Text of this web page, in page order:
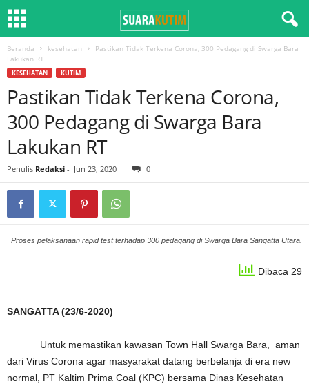
Beranda kesehatan
Pastikan Tidak Terkena Corona, 300 Pedagang di Swarga Bara
Lakukan RT
KESEHATAN KUTIM
Pastikan Tidak Terkena Corona,
300 Pedagang di Swarga Bara
Lakukan RT
Penulis Redaksi - Jun 23, 2020 0
Proses pelaksanaan rapid test terhadap 300 pedagang di Swarga Bara Sangatta Utara.
Dibaca 29
SANGATTA (23/6-2020)
Untuk memastikan kawasan Town Hall Swarga Bara, aman
dari Virus Corona agar masyarakat datang berbelanja di era new
normal, PT Kaltim Prima Coal (KPC) bersama Dinas Kesehatan